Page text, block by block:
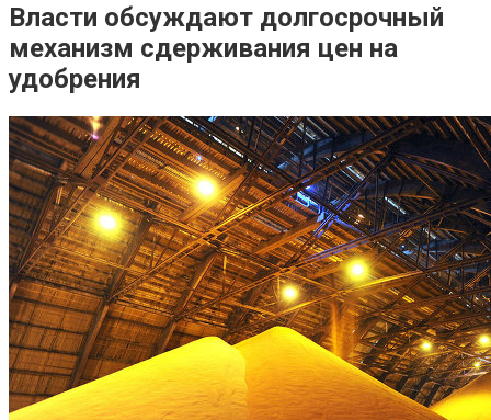
Власти обсуждают долгосрочный
механизм сдерживания цен на
удобрения